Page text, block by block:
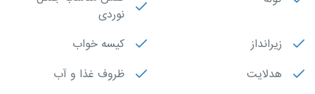
نوردی
زیرانداز
کیسه خواب
هدلایت
ظروف غذا و آب